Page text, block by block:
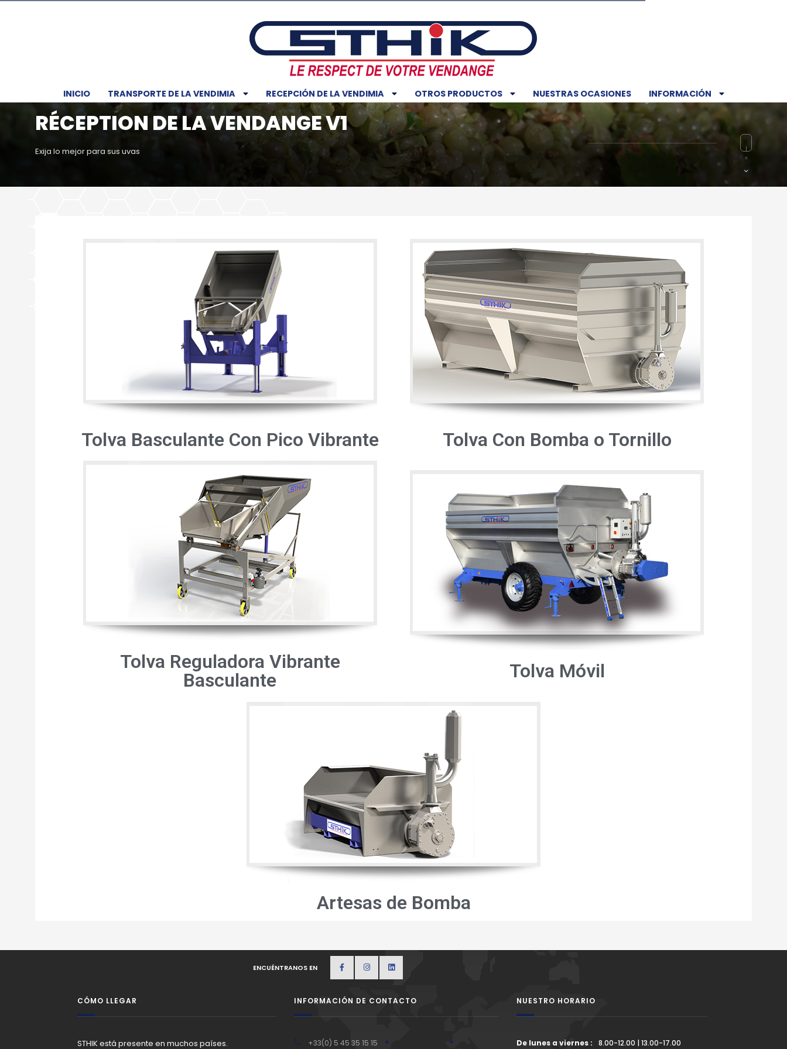
INICIO TRANSPORTE DE LA VENDIMIA RECEPCIÓN DE LA VENDIMIA OTROS PRODUCTOS NUESTRAS OCASIONES INFORMACIÓN
RÉCEPTION DE LA VENDANGE V1
Exija lo mejor para sus uvas
Tolva Basculante Con Pico Vibrante Tolva Con Bomba o Tornillo
Tolva Reguladora Vibrante
Basculante
Tolva Móvil
Artesas de Bomba
ENCUÉNTRANOS EN
CÓMO LLEGAR
STHIK está presente en muchos países.
INFORMACIÓN DE CONTACTO
+33(0) 5 45 35 15 15
NUESTRO HORARIO
De lunes a viernes : 8.00-12.00 | 13.00-17.00